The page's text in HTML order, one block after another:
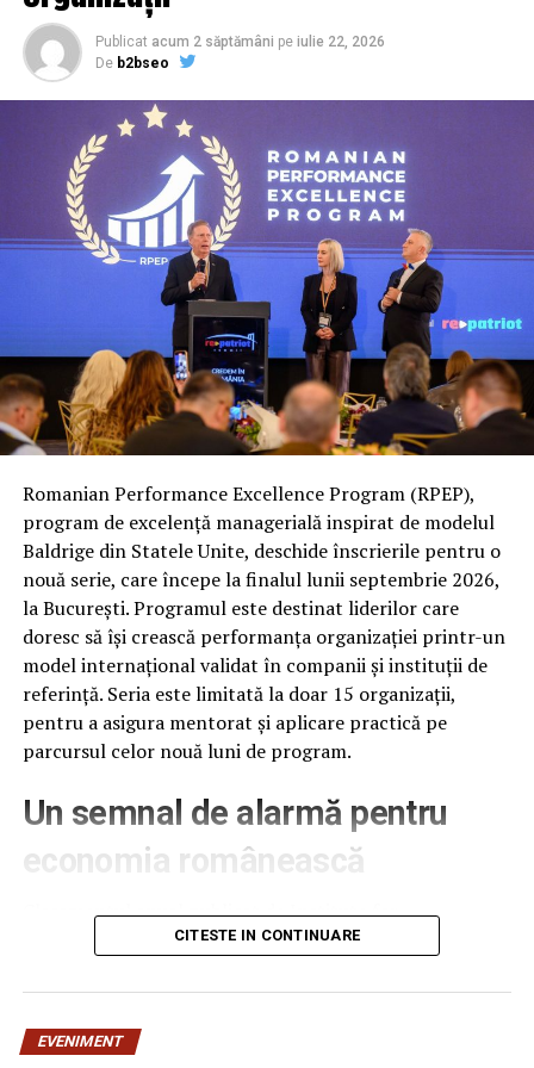
Publicat acum 2 săptămâni pe iulie 22, 2026
De b2bseo
Romanian Performance Excellence Program (RPEP),
program de excelență managerială inspirat de modelul
Baldrige din Statele Unite, deschide înscrierile pentru o
nouă serie, care începe la finalul lunii septembrie 2026,
la București. Programul este destinat liderilor care
doresc să își crească performanța organizației printr-un
model internațional validat în companii și instituții de
referință. Seria este limitată la doar 15 organizații,
pentru a asigura mentorat și aplicare practică pe
parcursul celor nouă luni de program.
Un semnal de alarmă pentru
economia românească
Clasamentul anual publicat de Institute for
Management Development (IMD), la 18 iunie 2026,
analizate, cu 12 poziții mai jos decât în anul anterior –
cea mai abruptă cădere din ultimii patru ani. România se
află acum în urma Poloniei (locul 41), Ungariei (51) și
CITESTE IN CONTINUARE
EVENIMENT